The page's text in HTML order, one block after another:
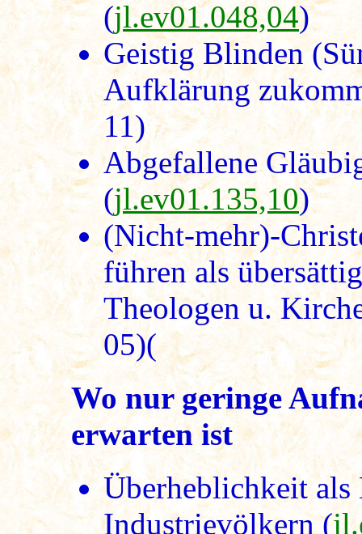
(jl.ev01.048,04)
Geistig Blinden
Aufklärung
11)
Abgefallene
(jl.ev01.135,10)
(Nicht-mehr)-
führen als
Theologen u.
05)(
Wo nur geringe
erwarten ist
Überheblichkeit als
Industrievölkern (